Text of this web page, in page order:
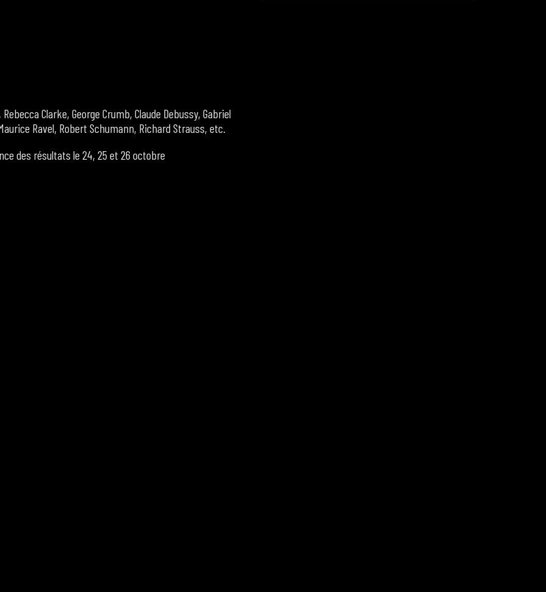
Clarke, George Crumb, Claude Debussy, Gabriel
Ravel, Robert Schumann, Richard Strauss, etc.
des résultats le 24, 25 et 26 octobre